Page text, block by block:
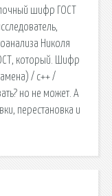
шифр ГОСТ
Николя
который. Шифр
/ c++ /
но не может. А
перестановка и